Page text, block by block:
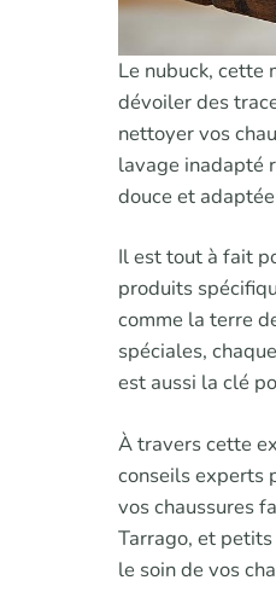
Le nubuck, cette
dévoiler des
nettoyer vos
lavage inadapté
douce et
Il est tout à fait
produits
comme la terre
spéciales,
est aussi la clé
À travers cette
conseils experts
vos chaussures
Tarrago, et
le soin de vos